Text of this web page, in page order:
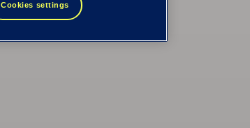
Cookies settings